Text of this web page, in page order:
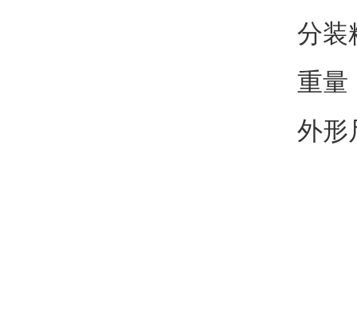
分装
重量
外形